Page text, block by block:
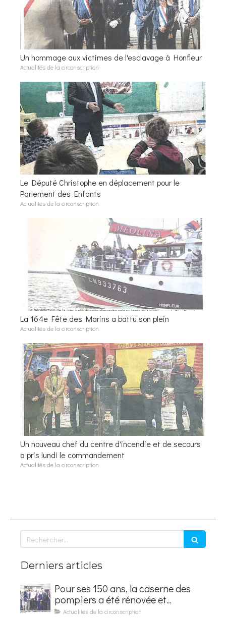
Un hommage aux victimes de l'esclavage à Honfleur
Actualités de la circonscription
Le Député Christophe en déplacement pour le
Parlement des Enfants
Actualités de la circonscription
La 164e Fête des Marins a battu son plein
Actualités de la circonscription
Un nouveau chef du centre d'incendie et de secours
a pris lundi le commandement
Actualités de la circonscription
Rechercher
Derniers articles
Pour ses 150 ans, la caserne des
pompiers a été rénovée et
baptisée au nom d'Hubert
Actualités de la circonscription